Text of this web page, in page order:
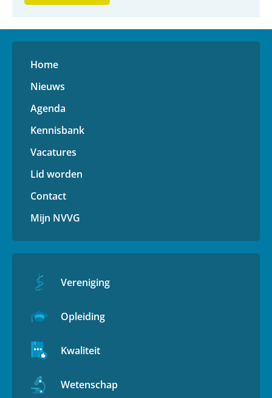
Home
Nieuws
Agenda
Kennisbank
Vacatures
Lid worden
Contact
Mijn NVVG
Vereniging
Opleiding
Kwaliteit
Wetenschap